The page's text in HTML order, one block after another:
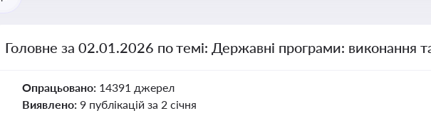
Головне за 02.01.2026 по темі: Державні програми: виконання
Опрацьовано: 14391 джерел
Виявлено: 9 публікацій за 2 січня